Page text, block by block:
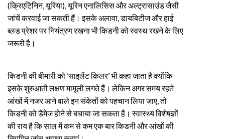
(क्रिएटिनिन, यूरिया), यूरिन एनालिसिस और अल्ट्रासाउंड जैसी
जांचें करवाई जा सकती हैं। इसके अलावा, डायबिटीज और हाई
ब्लड प्रेशर पर नियंत्रण रखना भी किडनी को स्वस्थ रखने के लिए
जरूरी है।
किडनी की बीमारी को ‘साइलेंट किलर’ भी कहा जाता है क्योंकि
इसके शुरुआती लक्षण मामूली लगते हैं। लेकिन अगर समय रहते
आंखों में नजर आने वाले इन संकेतों को पहचान लिया जाए, तो
किडनी को डैमेज होने से बचाया जा सकता है। स्वास्थ्य विशेषज्ञों
की राय है कि साल में कम से कम एक बार किडनी और आंखों की